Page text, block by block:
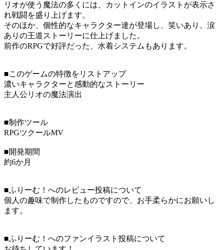
リオが使う魔法の多くには、カットインのイラストが表示さ
れ戦闘を盛り上げます。
そのほか、個性的なキャラクター達が登場し、笑いあり、涙
ありの王道ストーリーに仕上げました。
前作のRPGで好評だった、水着システムもあります。
■このゲームの特徴をリストアップ
濃いキャラクターと感動的なストーリー
主人公リオの魔法演出
■制作ツール
RPGツクールMV
■開発期間
約6か月
■ふりーむ！へのレビュー投稿について
個人の趣味で制作したものですので、お手柔らかにお願いし
ます。
■ふりーむ！へのファンイラスト投稿について